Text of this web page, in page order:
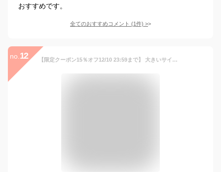
おすすめです。
全てのおすすめコメント (1件) >
no. 12 【限定クーポン15％オフ12/10 23:59まで】 大きいサイズ レディース トップス | アクリルバルキー ケーブル編み 筒袖 プルオーバー _ オリジナル ニット LL 3L 4L 5L 6L 冬 冬物 冬服 ぽっちゃり ゆったり かわいい カジュアル ナチュラル きれいめ 上品 ガーリー [473104]